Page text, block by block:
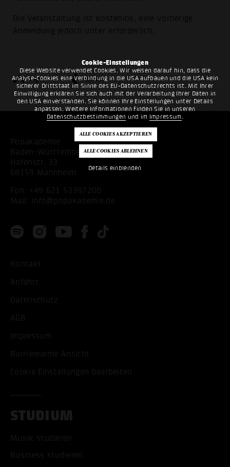
Cookie-Einstellungen
Diese Website verwendet Cookies. Wir weisen darauf hin, dass die
Analyse-Cookies eine Verbindung in die USA aufbauen und die USA kein
sicherer Drittstaat im Sinne des EU-Datenschutzrechts ist. Mit Ihrer
Einwilligung erklären Sie sich auch mit der Verarbeitung Ihrer Daten in
den USA einverstanden. Sie können Ihre Einstellungen unter Details
anpassen. Weitere Informationen finden Sie in unseren
Datenschutzbestimmungen und im Impressum .
Details einblenden
Die Veranstaltung ist kostenlos, eine vorherige
Anmeldung jedoch unter erforderlich.
top zurück
Popakademie
Baden-Württemberg
Hafenstr. 33
68159 Mannheim
Fon:
+49 621 53397200
Mail:
info@popakademie.de
Kontakt
Anfahrt
Datenschutz
AGB
Impressum
Barrierearme Ansicht
Cookie Einstellungen bearbeiten
STUDIUM
Musik studieren
Business studieren